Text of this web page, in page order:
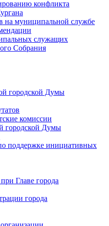
конфликта
на муниципальной службе
служащих
Cобрания
городской Думы
комиссии
городской Думы
поддержке инициативных
Главе города
города